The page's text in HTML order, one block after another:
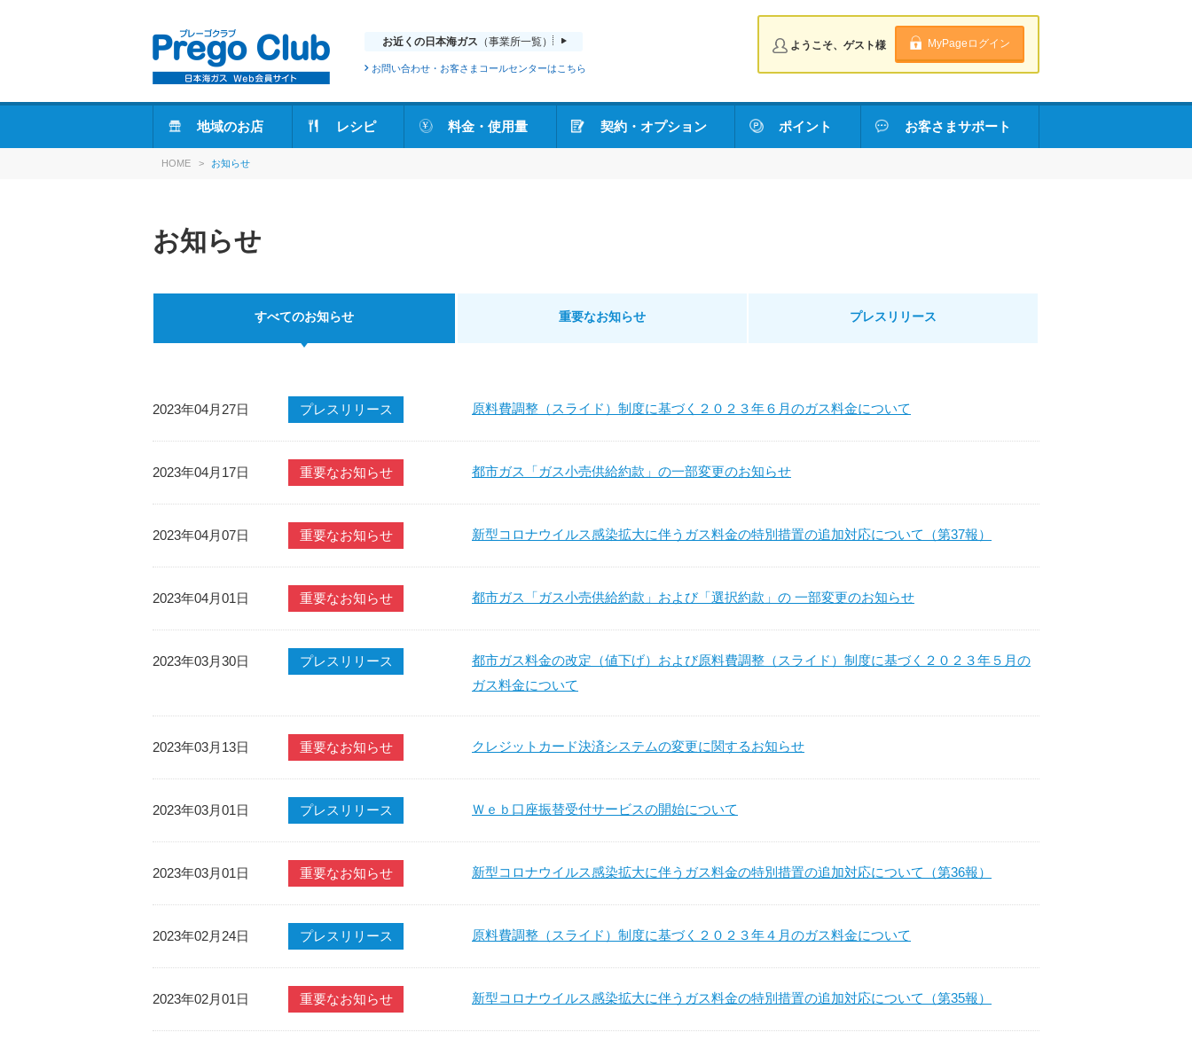
お近くの日本海ガス （事業所一覧）
お問い合わせ・お客さまコールセンターはこちら
ようこそ、ゲスト様 MyPageログイン
地域のお店 レシピ 料金・使用量 契約・オプション ポイント お客さまサポート
HOME > お知らせ
お知らせ
すべてのお知らせ 重要なお知らせ プレスリリース
2023年04月27日 プレスリリース 原料費調整（スライド）制度に基づく２０２３年６月のガス料金について
2023年04月17日 重要なお知らせ 都市ガス「ガス小売供給約款」の一部変更のお知らせ
2023年04月07日 重要なお知らせ 新型コロナウイルス感染拡大に伴うガス料金の特別措置の追加対応について（第37報）
2023年04月01日 重要なお知らせ 都市ガス「ガス小売供給約款」および「選択約款」の 一部変更のお知らせ
2023年03月30日 プレスリリース
都市ガス料金の改定（値下げ）および原料費調整（スライド）制度に基づく２０２３年５月の
ガス料金について
2023年03月13日 重要なお知らせ クレジットカード決済システムの変更に関するお知らせ
2023年03月01日 プレスリリース Ｗｅｂ口座振替受付サービスの開始について
2023年03月01日 重要なお知らせ 新型コロナウイルス感染拡大に伴うガス料金の特別措置の追加対応について（第36報）
2023年02月24日 プレスリリース 原料費調整（スライド）制度に基づく２０２３年４月のガス料金について
2023年02月01日 重要なお知らせ 新型コロナウイルス感染拡大に伴うガス料金の特別措置の追加対応について（第35報）